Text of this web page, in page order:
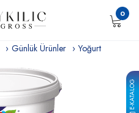
E-KATALOG
0
Günlük Ürünler Yoğurt